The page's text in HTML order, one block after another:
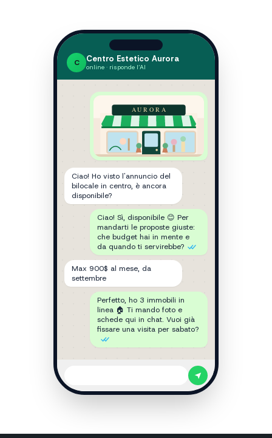
Esempio di conversazione
C Centro Estetico Aurora
online · risponde l’AI
AURORA
Ciao! Ho visto l'annuncio del
bilocale in centro, è ancora
disponibile?
Ciao! Sì, disponibile 😊 Per
mandarti le proposte giuste:
che budget hai in mente e
da quando ti servirebbe?
Max 900$ al mese, da
settembre
Perfetto, ho 3 immobili in
linea 🏠 Ti mando foto e
schede qui in chat. Vuoi già
fissare una visita per sabato?